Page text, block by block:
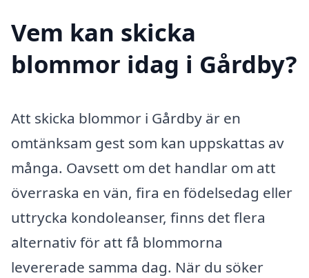
Vem kan skicka
blommor idag i Gårdby?
Att skicka blommor i Gårdby är en
omtänksam gest som kan uppskattas av
många. Oavsett om det handlar om att
överraska en vän, fira en födelsedag eller
uttrycka kondoleanser, finns det flera
alternativ för att få blommorna
levererade samma dag. När du söker